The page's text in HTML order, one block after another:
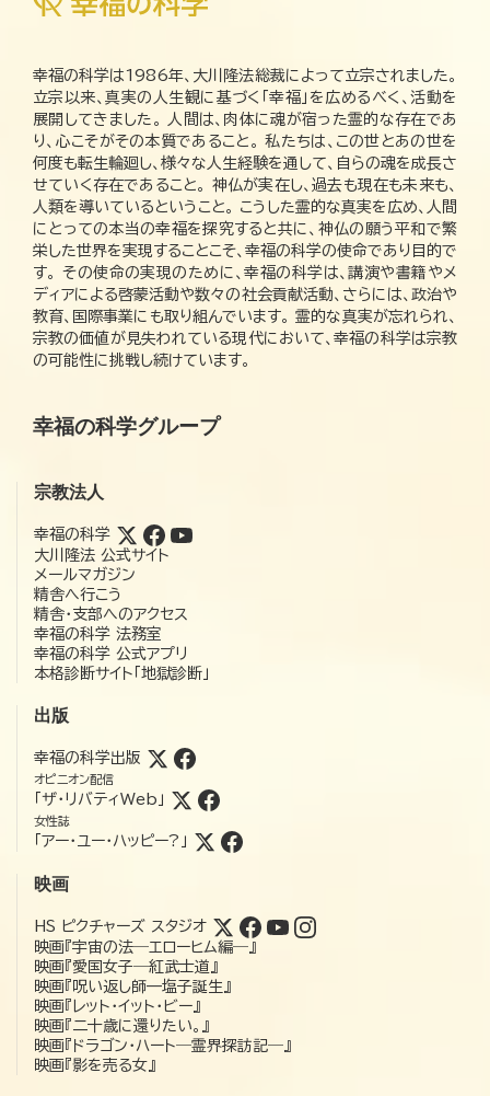
幸福の科学は1986年、大川隆法総裁によって立宗されました。
立宗以来、真実の人生観に基づく「幸福」を広めるべく、活動を
展開してきました。 人間は、肉体に魂が宿った霊的な存在であ
り、心こそがその本質であること。 私たちは、この世とあの世を
何度も転生輪廻し、様々な人生経験を通して、自らの魂を成長さ
せていく存在であること。 神仏が実在し、過去も現在も未来も、
人類を導いているということ。 こうした霊的な真実を広め、人間
にとっての本当の幸福を探究すると共に、神仏の願う平和で繁
栄した世界を実現することこそ、幸福の科学の使命であり目的で
す。 その使命の実現のために、幸福の科学は、講演や書籍やメ
ディアによる啓蒙活動や数々の社会貢献活動、さらには、政治や
教育、国際事業にも取り組んでいます。 霊的な真実が忘れられ、
宗教の価値が見失われている現代において、幸福の科学は宗教
の可能性に挑戦し続けています。
幸福の科学グループ
宗教法人
幸福の科学
大川隆法 公式サイト
メールマガジン
精舎へ行こう
精舎・支部へのアクセス
幸福の科学 法務室
幸福の科学 公式アプリ
本格診断サイト「地獄診断」
出版
幸福の科学出版
オピニオン配信
「ザ・リバティWeb」
女性誌
「アー・ユー・ハッピー?」
映画
HS ピクチャーズ スタジオ
映画『宇宙の法―エローヒム編―』
映画『愛国女子―紅武士道』
映画『呪い返し師—塩子誕生』
映画『レット・イット・ビー』
映画『二十歳に還りたい。』
映画『ドラゴン・ハート―霊界探訪記―』
映画『影を売る女』